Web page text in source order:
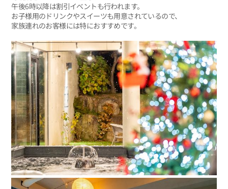
午後6時以降は割引イベントも行われます。
お子様用のドリンクやスイーツも用意されているので、
家族連れのお客様には特におすすめです。